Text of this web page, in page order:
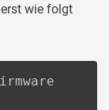
wie folgt